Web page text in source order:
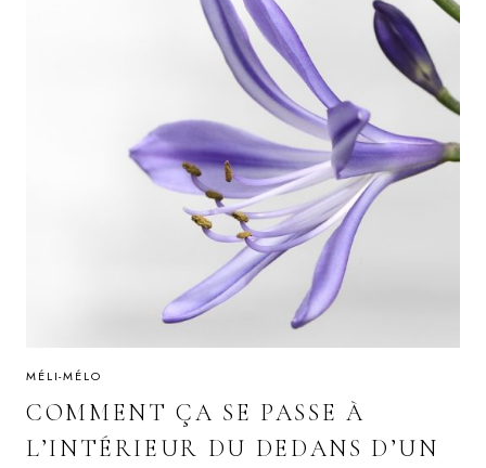
MÉLI-MÉLO
COMMENT ÇA SE PASSE À
L’INTÉRIEUR DU DEDANS D’UN